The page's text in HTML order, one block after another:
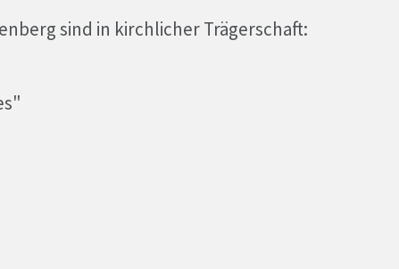
sind in kirchlicher Trägerschaft: